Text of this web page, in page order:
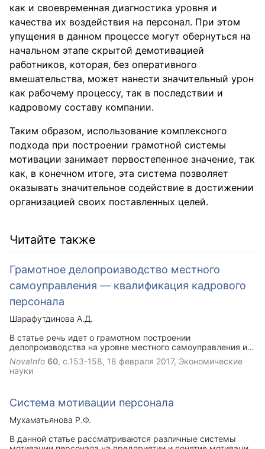
как и своевременная диагностика уровня и
качества их воздействия на персонал. При этом
упущения в данном процессе могут обернуться на
начальном этапе скрытой демотивацией
работников, которая, без оперативного
вмешательства, может нанести значительный урон
как рабочему процессу, так в последствии и
кадровому составу компании.
Таким образом, использование комплексного
подхода при построении грамотной системы
мотивации занимает первостепенное значение, так
как, в конечном итоге, эта система позволяет
оказывать значительное содействие в достижении
организацией своих поставленных целей.
Читайте также
Грамотное делопроизводство местного
самоуправления — квалификация кадрового
персонала
Шарафутдинова А.Д.
В статье речь идет о грамотном построении
делопроизводства на уровне местного самоуправления и о
квалификации кадрового персонала.
NovaInfo 60, с.153-158, 18 февраля 2017, Экономические
науки
Система мотивации персонала
Мухаматьянова Р.Ф.
В данной статье рассматриваются различные системы